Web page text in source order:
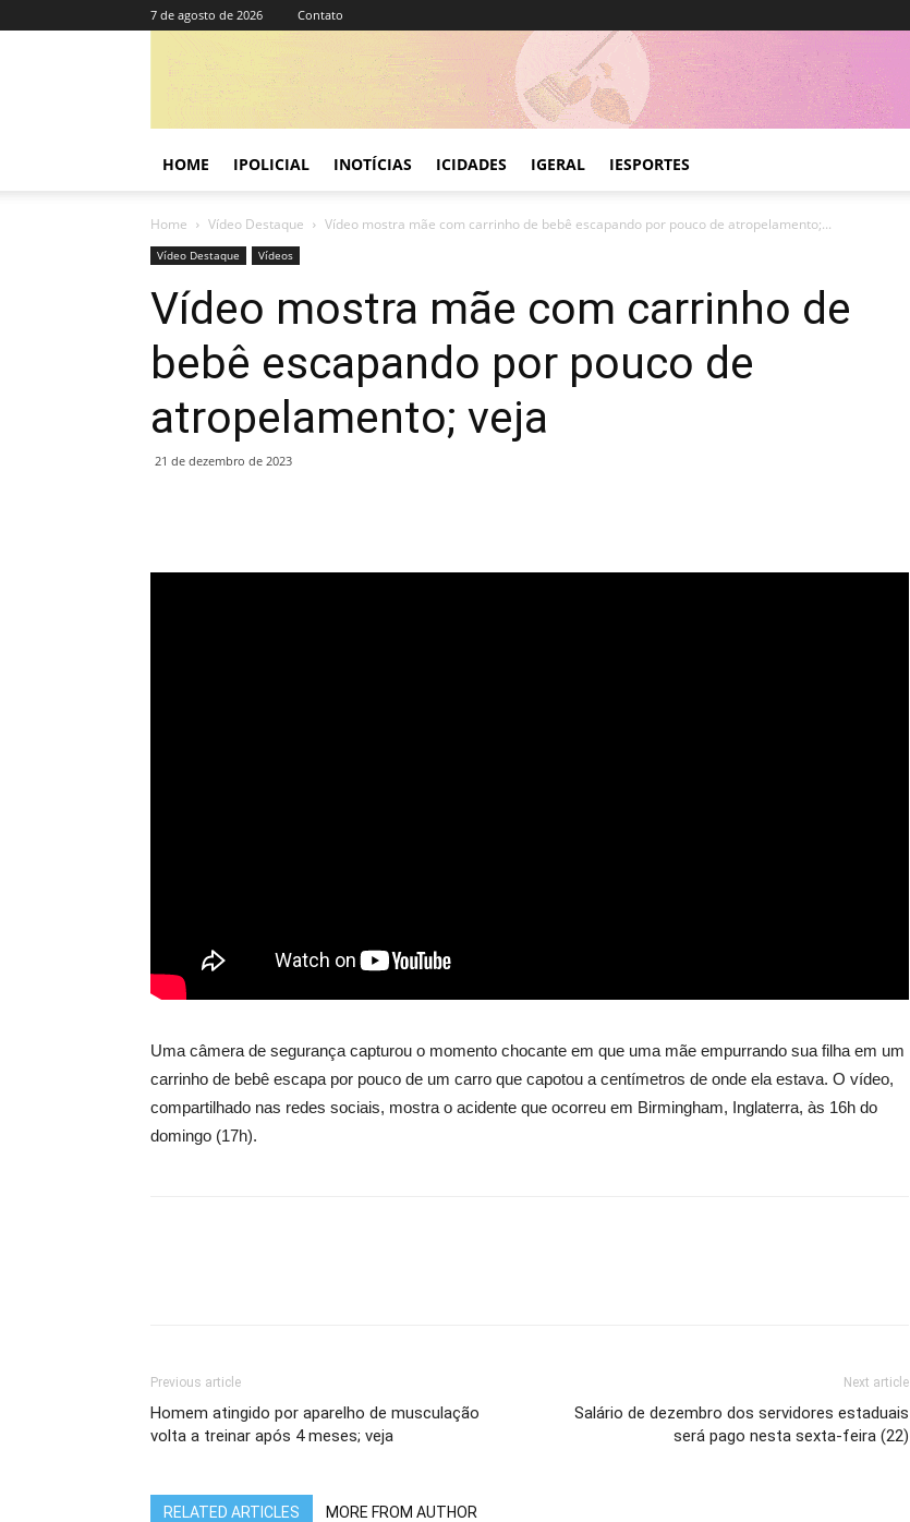
7 de agosto de 2026 Contato
HOME IPOLICIAL INOTÍCIAS ICIDADES IGERAL IESPORTES
Home Vídeo Destaque Vídeo mostra mãe com carrinho de bebê escapando por pouco de atropelamento;...
Vídeo Destaque Vídeos
Vídeo mostra mãe com carrinho de
bebê escapando por pouco de
atropelamento; veja
21 de dezembro de 2023
Uma câmera de segurança capturou o momento chocante em que uma mãe empurrando sua filha em um
carrinho de bebê escapa por pouco de um carro que capotou a centímetros de onde ela estava. O vídeo,
compartilhado nas redes sociais, mostra o acidente que ocorreu em Birmingham, Inglaterra, às 16h do
domingo (17h).
Previous article
Homem atingido por aparelho de musculação
volta a treinar após 4 meses; veja
Next article
Salário de dezembro dos servidores estaduais
será pago nesta sexta-feira (22)
RELATED ARTICLES MORE FROM AUTHOR